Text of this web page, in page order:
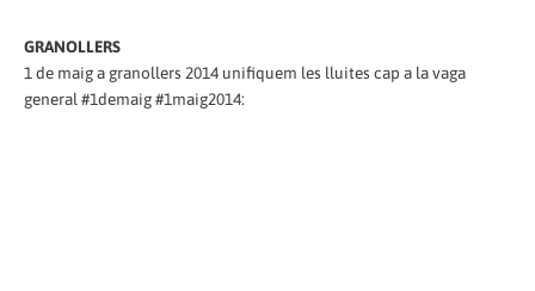
GRANOLLERS
1 de maig a granollers 2014 unifiquem les lluites cap a la vaga
general #1demaig #1maig2014: